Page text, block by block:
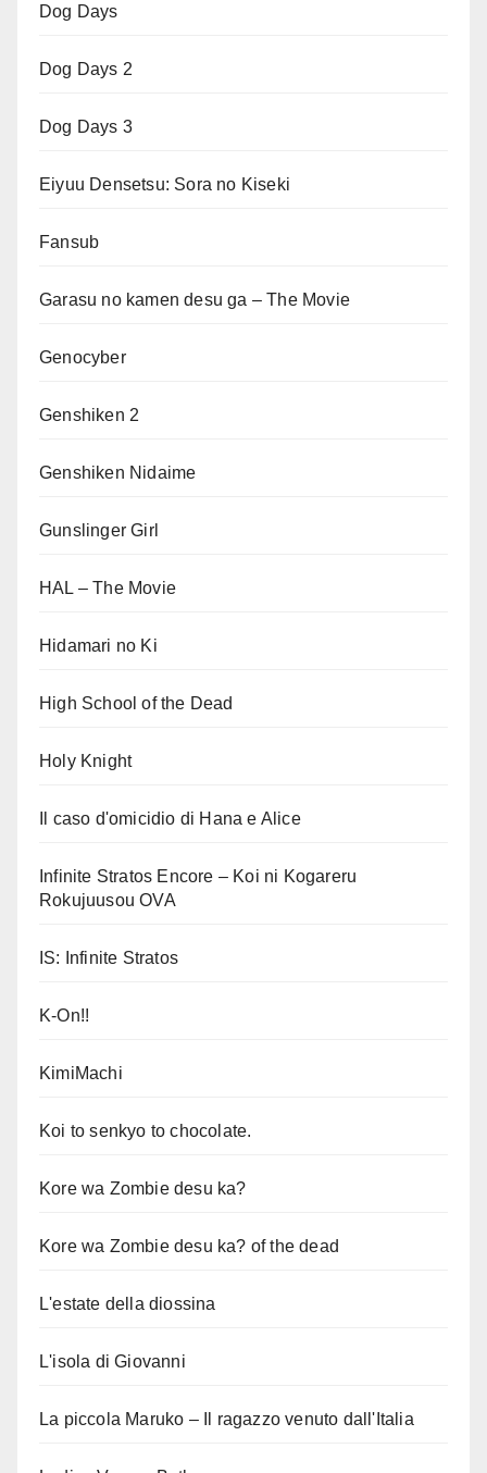
Dog Days
Dog Days 2
Dog Days 3
Eiyuu Densetsu: Sora no Kiseki
Fansub
Garasu no kamen desu ga – The Movie
Genocyber
Genshiken 2
Genshiken Nidaime
Gunslinger Girl
HAL – The Movie
Hidamari no Ki
High School of the Dead
Holy Knight
Il caso d'omicidio di Hana e Alice
Infinite Stratos Encore – Koi ni Kogareru
Rokujuusou OVA
IS: Infinite Stratos
K-On!!
KimiMachi
Koi to senkyo to chocolate.
Kore wa Zombie desu ka?
Kore wa Zombie desu ka? of the dead
L'estate della diossina
L'isola di Giovanni
La piccola Maruko – Il ragazzo venuto dall'Italia